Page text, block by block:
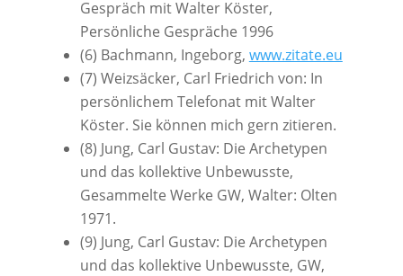
Gespräch mit Walter Köster,
Persönliche Gespräche 1996
(6) Bachmann, Ingeborg, www.zitate.eu
(7) Weizsäcker, Carl Friedrich von: In
persönlichem Telefonat mit Walter
Köster. Sie können mich gern zitieren.
(8) Jung, Carl Gustav: Die Archetypen
und das kollektive Unbewusste,
Gesammelte Werke GW, Walter: Olten
1971.
(9) Jung, Carl Gustav: Die Archetypen
und das kollektive Unbewusste, GW,